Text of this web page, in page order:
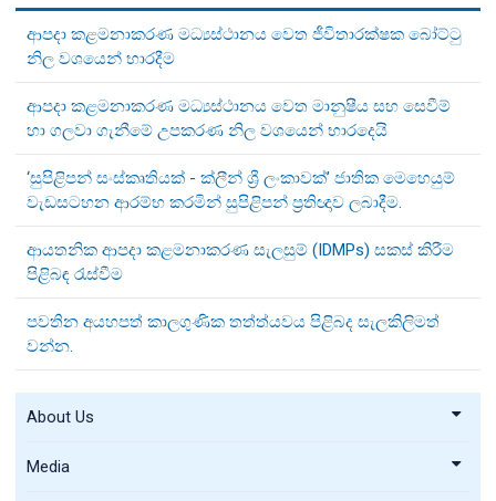
ආපදා කළමනාකරණ මධ්‍යස්ථානය වෙත ජීවිතාරක්ෂක බෝට්ටු
නිල වශයෙන් භාරදීම
ආපදා කළමනාකරණ මධ්‍යස්ථානය වෙත මානුෂීය සහ සෙවීම්
හා ගලවා ගැනීමේ උපකරණ නිල වශයෙන් භාරදෙයි
‘සුපිළිපන් සංස්කෘතියක් - ක්ලීන් ශ්‍රී ලංකාවක්’ ජාතික මෙහෙයුම්
වැඩසටහන ආරම්භ කරමින් සුපිළිපන් ප්‍රතිඥාව ලබාදීම.
ආයතනික ආපදා කළමනාකරණ සැලසුම් (IDMPs) සකස් කිරීම
පිළිබඳ රැස්වීම
පවතින අයහපත් කාලගුණික තත්ත්යවය පිළිබද සැලකිලිමත්
වන්න.
About Us
Media